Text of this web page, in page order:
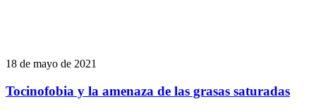
18 de mayo de 2021
Tocinofobia y la amenaza de las grasas saturadas